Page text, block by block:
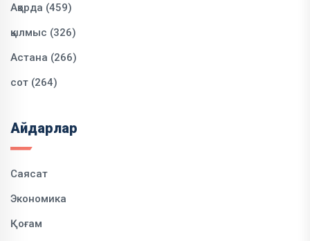
Ақорда (459)
қылмыс (326)
Астана (266)
сот (264)
Айдарлар
Саясат
Экономика
Қоғам